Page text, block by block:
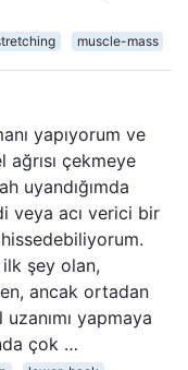
muscle-mass
yapıyorum ve
çekmeye
uyandığımda
veya acı verici bir
şey olan,
ancak ortadan
yapmaya
çok …